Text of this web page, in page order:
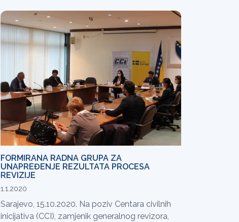
FORMIRANA RADNA GRUPA ZA
UNAPREĐENJE REZULTATA PROCESA
REVIZIJE
1.1.2020
Sarajevo, 15.10.2020. Na poziv Centara civilnih
inicijativa (CCI), zamjenik generalnog revizora,